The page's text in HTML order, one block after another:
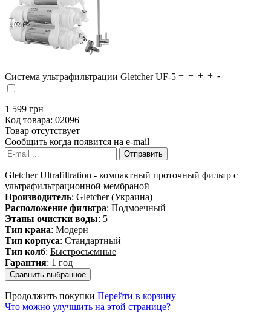
Система ультрафильтрации Gletcher UF-5
1 599 грн
Код товара: 02096
Товар отсутствует
Сообщить когда появится на e-mail
Gletcher Ultrafiltration - компактный проточный фильтр с
ультрафильтрационной мембраной
Производитель: Gletcher (Украина)
Расположение фильтра: Подмоечный
Этапы очистки воды: 5
Тип крана: Модерн
Тип корпуса: Стандартный
Тип колб: Быстросъемные
Гарантия: 1 год
Продолжить покупки Перейти в корзину
Что можно улучшить на этой странице?